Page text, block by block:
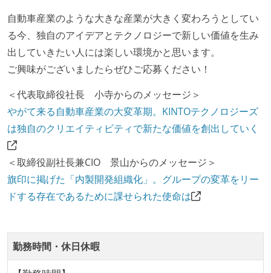
取締役（社内）または執行役員として、エンジニアリ
ング部門の人間が経営に参加している
社外から登壇を依頼・指名を受けるようなエンジニア
が在籍している
エンジニアが自発的に外部のイベントやカンファレン
スに登壇している
最新技術を追いかけるための社内勉強会が定期開催さ
Slack等で、最新技術の良し悪しをメンバーがよく会話
している
英語でコミュニケーションとる機会が社内にある
設計・実装から運用までを同じ開発チームが担い、フ
自動車産業のような大きな産業が大きく変わろうとしてい
る今、独自のアイデアとテクノロジーで新しい価値を生み
出していきたい人には楽しい環境かと思います。
ご興味がございましたらぜひご応募ください！
＜代表取締役社長 小寺からのメッセージ＞
やがて来る自動車産業の大変革期。KINTOテクノロジーズ
は独自のクリエイティビティで新たな価値を創出していく
＜取締役副社長兼CIO 景山からのメッセージ＞
旗印に掲げた「内製開発組織化」。グループの変革をリー
ドする存在であるために課せられた使命は
勤務時間・休日休暇